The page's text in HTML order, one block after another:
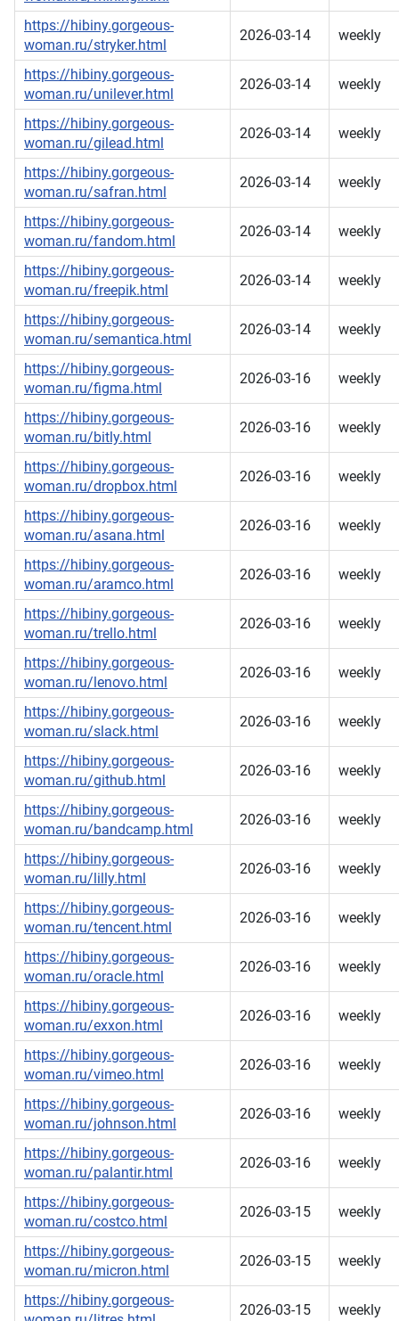
https://hibiny.gorgeous-
woman.ru/stryker.html
2026-03-14 weekly
https://hibiny.gorgeous-
woman.ru/unilever.html
2026-03-14 weekly
https://hibiny.gorgeous-
woman.ru/gilead.html
2026-03-14 weekly
https://hibiny.gorgeous-
woman.ru/safran.html
2026-03-14 weekly
https://hibiny.gorgeous-
woman.ru/fandom.html
2026-03-14 weekly
https://hibiny.gorgeous-
woman.ru/freepik.html
2026-03-14 weekly
https://hibiny.gorgeous-
woman.ru/semantica.html
2026-03-14 weekly
https://hibiny.gorgeous-
woman.ru/figma.html
2026-03-16 weekly
https://hibiny.gorgeous-
woman.ru/bitly.html
2026-03-16 weekly
https://hibiny.gorgeous-
woman.ru/dropbox.html
2026-03-16 weekly
https://hibiny.gorgeous-
woman.ru/asana.html
2026-03-16 weekly
https://hibiny.gorgeous-
woman.ru/aramco.html
2026-03-16 weekly
https://hibiny.gorgeous-
woman.ru/trello.html
2026-03-16 weekly
https://hibiny.gorgeous-
woman.ru/lenovo.html
2026-03-16 weekly
https://hibiny.gorgeous-
woman.ru/slack.html
2026-03-16 weekly
https://hibiny.gorgeous-
woman.ru/github.html
2026-03-16 weekly
https://hibiny.gorgeous-
woman.ru/bandcamp.html
2026-03-16 weekly
https://hibiny.gorgeous-
woman.ru/lilly.html
2026-03-16 weekly
https://hibiny.gorgeous-
woman.ru/tencent.html
2026-03-16 weekly
https://hibiny.gorgeous-
woman.ru/oracle.html
2026-03-16 weekly
https://hibiny.gorgeous-
woman.ru/exxon.html
2026-03-16 weekly
https://hibiny.gorgeous-
woman.ru/vimeo.html
2026-03-16 weekly
https://hibiny.gorgeous-
woman.ru/johnson.html
2026-03-16 weekly
https://hibiny.gorgeous-
woman.ru/palantir.html
2026-03-16 weekly
https://hibiny.gorgeous-
woman.ru/costco.html
2026-03-15 weekly
https://hibiny.gorgeous-
woman.ru/micron.html
2026-03-15 weekly
https://hibiny.gorgeous-
2026-03-15 weekly